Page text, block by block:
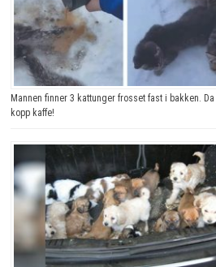
Mannen finner 3 kattunger frosset fast i bakken.
kopp kaffe!